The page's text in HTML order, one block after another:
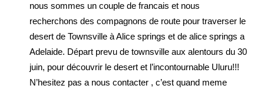
nous sommes un couple de francais et nous
recherchons des compagnons de route pour traverser le
desert de Townsville à Alice springs et de alice springs a
Adelaide. Départ prevu de townsville aux alentours du 30
juin, pour découvrir le desert et l’incontournable Uluru!!!
N’hesitez pas a nous contacter , c’est quand meme